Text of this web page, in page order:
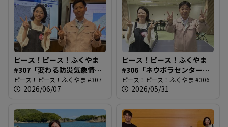
ピース！ピース！ふくやま
#307「変わる防災気象情
報」
ピース！ピース！ふくやま #307
2026/06/07
ピース！ピース！ふくやま
#306「ネウボラセンターリ
ニューアル」
ピース！ピース！ふくやま #306
2026/05/31